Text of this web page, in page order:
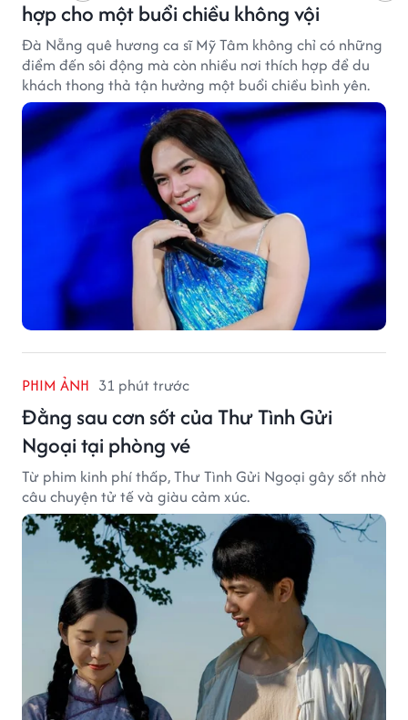
hợp cho một buổi chiều không vội
Đà Nẵng quê hương ca sĩ Mỹ Tâm không chỉ có những
điểm đến sôi động mà còn nhiều nơi thích hợp để du
khách thong thả tận hưởng một buổi chiều bình yên.
PHIM ẢNH 31 phút trước
Đằng sau cơn sốt của Thư Tình Gửi
Ngoại tại phòng vé
Từ phim kinh phí thấp, Thư Tình Gửi Ngoại gây sốt nhờ
câu chuyện tử tế và giàu cảm xúc.